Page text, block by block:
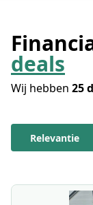
deals
Wij hebben 25